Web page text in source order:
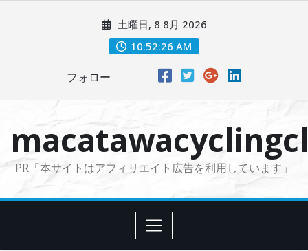
に
土曜日, 8 8月 2026
10:52:27 AM
フォロー
PR「本サイトはアフィリエイト広告を利用しています」